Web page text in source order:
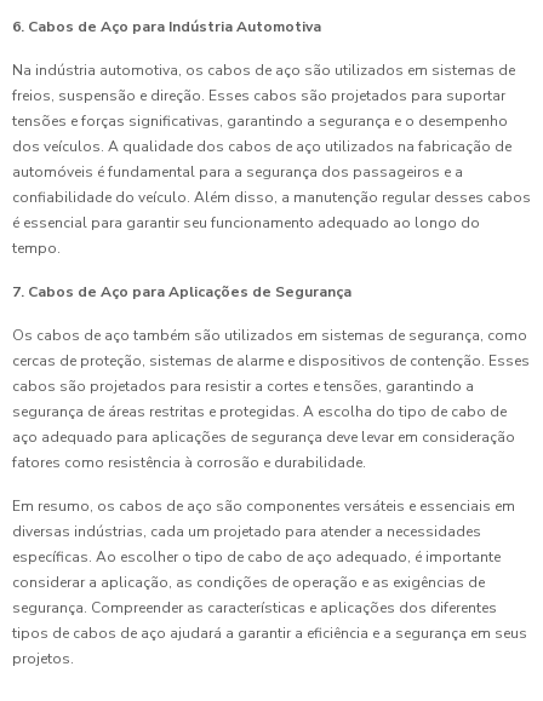
6. Cabos de Aço para Indústria Automotiva
Na indústria automotiva, os cabos de aço são utilizados em sistemas de
freios, suspensão e direção. Esses cabos são projetados para suportar
tensões e forças significativas, garantindo a segurança e o desempenho
dos veículos. A qualidade dos cabos de aço utilizados na fabricação de
automóveis é fundamental para a segurança dos passageiros e a
confiabilidade do veículo. Além disso, a manutenção regular desses cabos
é essencial para garantir seu funcionamento adequado ao longo do
tempo.
7. Cabos de Aço para Aplicações de Segurança
Os cabos de aço também são utilizados em sistemas de segurança, como
cercas de proteção, sistemas de alarme e dispositivos de contenção. Esses
cabos são projetados para resistir a cortes e tensões, garantindo a
segurança de áreas restritas e protegidas. A escolha do tipo de cabo de
aço adequado para aplicações de segurança deve levar em consideração
fatores como resistência à corrosão e durabilidade.
Em resumo, os cabos de aço são componentes versáteis e essenciais em
diversas indústrias, cada um projetado para atender a necessidades
específicas. Ao escolher o tipo de cabo de aço adequado, é importante
considerar a aplicação, as condições de operação e as exigências de
segurança. Compreender as características e aplicações dos diferentes
tipos de cabos de aço ajudará a garantir a eficiência e a segurança em seus
projetos.